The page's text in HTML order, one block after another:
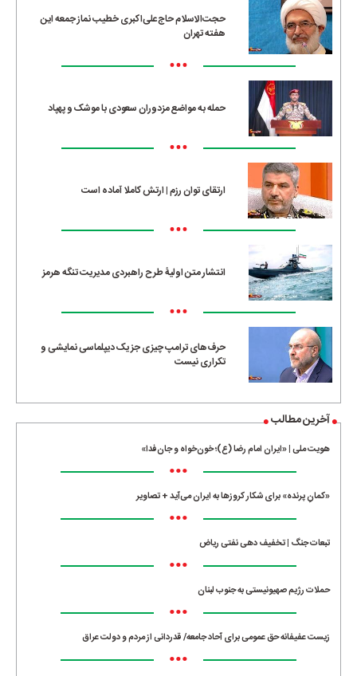
حجت‌الاسلام حاج‌علی‌اکبری خطیب نماز جمعه این
هفته تهران
•••
حمله به مواضع مزدوران سعودی با موشک و پهپاد
•••
ارتقای توان رزم | ارتش کاملا آماده است
•••
انتشار متن اولیۀ طرح راهبردی مدیریت تنگه هرمز
•••
حرف‌های ترامپ چیزی جز یک دیپلماسی نمایشی و
تکراری نیست
آخرین مطالب
هویت ملی | «ایران امام رضا (ع)؛ خون‌خواه و جان‌فدا»
•••
«کمانِ پرنده» برای شکار کروزها به ایران می‌آید + تصاویر
•••
تبعات جنگ | تخفیف دهی نفتی ریاض
•••
حملات رژیم صهیونیستی به جنوب لبنان
•••
زیست عفیفانه حق عمومی برای آحاد جامعه/ قدردانی از مردم و دولت عراق
•••